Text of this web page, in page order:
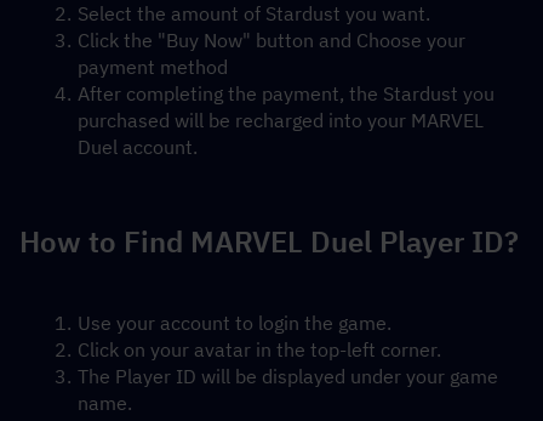
Select the amount of Stardust you want.
Click the "Buy Now" button and Choose your
payment method
After completing the payment, the Stardust you
purchased will be recharged into your MARVEL
Duel account.
How to Find MARVEL Duel Player ID?
Use your account to login the game.
Click on your avatar in the top-left corner.
The Player ID will be displayed under your game
name.